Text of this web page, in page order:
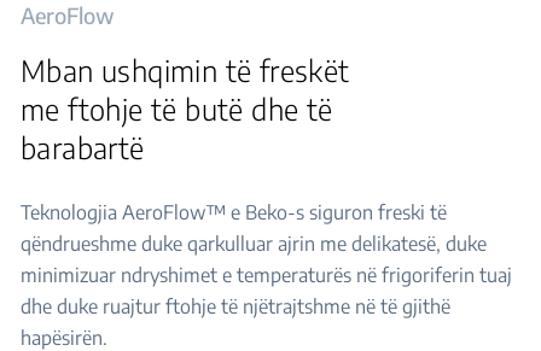
AeroFlow
Mban ushqimin të freskët
me ftohje të butë dhe të
barabartë
Teknologjia AeroFlow™ e Beko-s siguron freski të
qëndrueshme duke qarkulluar ajrin me delikatesë, duke
minimizuar ndryshimet e temperaturës në frigoriferin tuaj
dhe duke ruajtur ftohje të njëtrajtshme në të gjithë
hapësirën.